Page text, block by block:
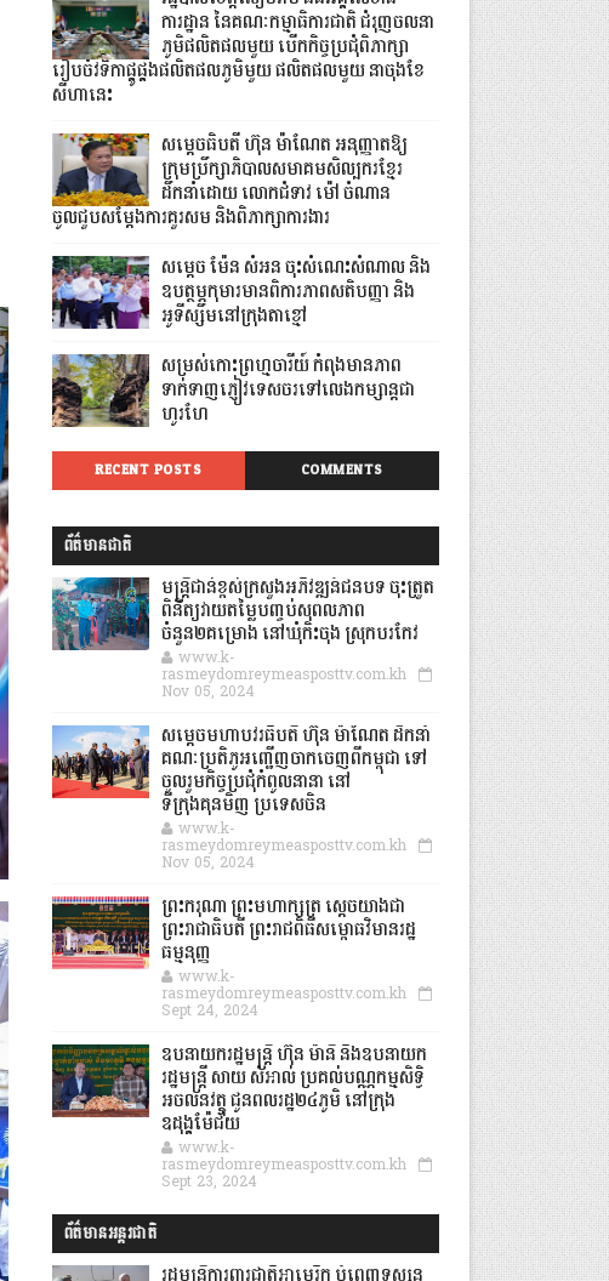
ការដ្ឋាន នៃគណៈកម្មាធិការជាតិ ជំរុញចលនា
ភូមិផលិតផលមួយ បើកកិច្ចប្រជុំពិភាក្សា
រៀបចំវទិកាផ្គូផ្គងផលិតផលភូមិមួយ ផលិតផលមួយ នាចុងខែ
សីហានេះ
សម្តេចធិបតី ហ៊ុន ម៉ាណែត អនុញ្ញាតឱ្យ
ក្រុមប្រឹក្សាភិបាលសមាគមសិល្បករខ្មែរ
ដឹកនាំដោយ លោកជំទាវ ម៉ៅ ចំណាន
ចូលជួបសម្ដែងការគួរសម និងពិភាក្សាការងារ
សម្តេច ម៉ែន សំអន ចុះសំណេះសំណាល និង
ឧបត្ថម្ភកុមារមានពិការភាពសតិបញ្ញា និង
អូទីស្សឹមនៅក្រុងតាខ្មៅ
សម្រស់កោះព្រហ្មចារីយ៍ កំពុងមានភាព
ទាក់ទាញភ្ញៀវទេសចរទៅលេងកម្សាន្តជា
ហូរហែ
RECENT POSTS COMMENTS
ព័ត៌មានជាតិ
មន្ត្រីជាន់ខ្ពស់ក្រសួងអភិវឌ្ឍន៍ជនបទ ចុះត្រួត
ពិនិត្យវាយតម្លៃបញ្ចប់សុពលភាព
ចំនួន២គម្រោង នៅឃុំកិះចុង ស្រុកបរកែវ
www.k-
rasmeydomreymeasposttv.com.kh
Nov 05, 2024
សម្តេចមហាបវរធិបតី ហ៊ុន ម៉ាណែត ដឹកនាំ
គណៈប្រតិភូអញ្ជើញចាកចេញពីកម្ពុជា ទៅ
ចូលរួមកិច្ចប្រជុំកំពូលនានា នៅ
ទីក្រុងគុនមិញ ប្រទេសចិន
www.k-
rasmeydomreymeasposttv.com.kh
Nov 05, 2024
ព្រះករុណា ព្រះមហាក្សត្រ ស្តេចយាងជា
ព្រះរាជាធិបតី ព្រះរាជពិធីសម្ពោធវិមានរដ្ឋ
ធម្មនុញ្ញ
www.k-
rasmeydomreymeasposttv.com.kh
Sept 24, 2024
ឧបនាយករដ្ឋមន្ដ្រី ហ៊ុន ម៉ានី និងឧបនាយក
រដ្ឋមន្ដ្រី សាយ សំអាល់ ប្រគល់បណ្ណកម្មសិទ្ធិ
អចលនវត្ថុ ជូនពលរដ្ឋ២៤ភូមិ នៅក្រុង
ឧដុង្គម៉ែជ័យ
www.k-
rasmeydomreymeasposttv.com.kh
Sept 23, 2024
ព័ត៌មានអន្តរជាតិ